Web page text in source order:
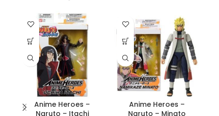
Anime Heroes –
Naruto – Itachi
Anime Heroes –
Naruto – Minato